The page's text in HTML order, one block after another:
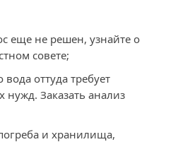
еще не решен, узнайте о
совете;
оттуда требует
нужд. Заказать анализ
и хранилища,